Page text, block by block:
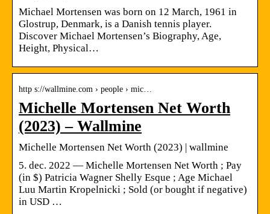
Michael Mortensen was born on 12 March, 1961 in
Glostrup, Denmark, is a Danish tennis player.
Discover Michael Mortensen’s Biography, Age,
Height, Physical…
http s://wallmine.com › people › mic…
Michelle Mortensen Net Worth
(2023) – Wallmine
Michelle Mortensen Net Worth (2023) | wallmine
5. dec. 2022 — Michelle Mortensen Net Worth ; Pay
(in $) Patricia Wagner Shelly Esque ; Age Michael
Luu Martin Kropelnicki ; Sold (or bought if negative)
in USD …